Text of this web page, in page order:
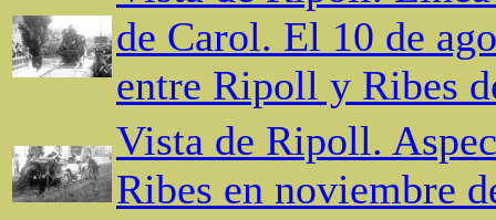
de Carol. El 10 de
entre Ripoll y Ribes
Vista de Ripoll.
Ribes en noviembre